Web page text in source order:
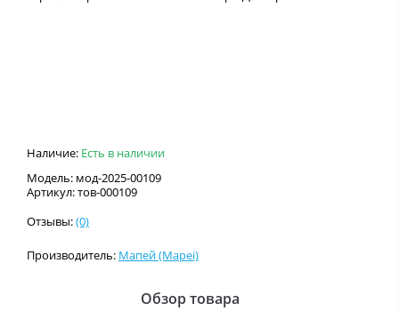
Наличие: Есть в наличии
Модель: мод-2025-00109
Артикул: тов-000109
Отзывы:(0)
Производитель: Мапей (Mapei)
Обзор товара